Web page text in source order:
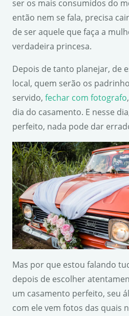
ser os mais consumidos do
então nem se fala, precisa
de ser aquele que faça a
verdadeira princesa.
Depois de tanto planejar, de
local, quem serão os
servido, fechar com fotografo
dia do casamento. E nesse
perfeito, nada pode dar
Mas por que estou falando
depois de escolher
um casamento perfeito, seu
com ele vem fotos das quais